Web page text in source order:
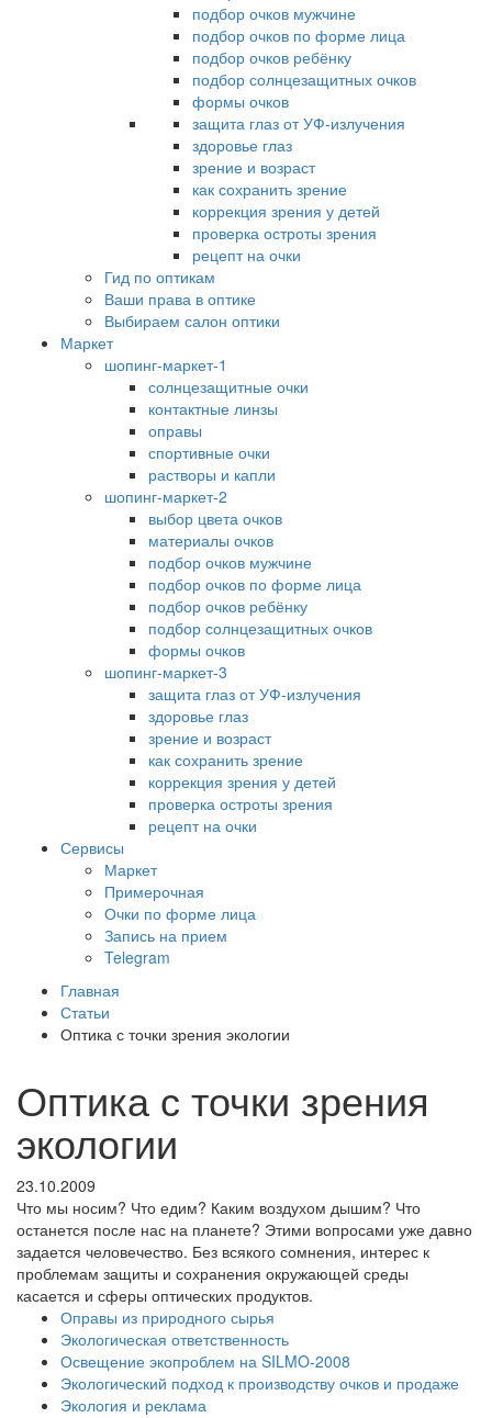
подбор очков мужчине
подбор очков по форме лица
подбор очков ребёнку
подбор солнцезащитных очков
формы очков
защита глаз от УФ-излучения
здоровье глаз
зрение и возраст
как сохранить зрение
коррекция зрения у детей
проверка остроты зрения
рецепт на очки
Гид по оптикам
Ваши права в оптике
Выбираем салон оптики
Маркет
шопинг-маркет-1
солнцезащитные очки
контактные линзы
оправы
спортивные очки
растворы и капли
шопинг-маркет-2
выбор цвета очков
материалы очков
подбор очков мужчине
подбор очков по форме лица
подбор очков ребёнку
подбор солнцезащитных очков
формы очков
шопинг-маркет-3
защита глаз от УФ-излучения
здоровье глаз
зрение и возраст
как сохранить зрение
коррекция зрения у детей
проверка остроты зрения
рецепт на очки
Сервисы
Маркет
Примерочная
Очки по форме лица
Запись на прием
Telegram
Главная
Статьи
Оптика с точки зрения экологии
Оптика с точки зрения
экологии
23.10.2009
Что мы носим? Что едим? Каким воздухом дышим? Что
останется после нас на планете? Этими вопросами уже давно
задается человечество. Без всякого сомнения, интерес к
проблемам защиты и сохранения окружающей среды
касается и сферы оптических продуктов.
Оправы из природного сырья
Экологическая ответственность
Освещение экопроблем на SILMO-2008
Экологический подход к производству очков и продаже
Экология и реклама